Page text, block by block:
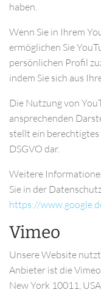
haben.
Wenn Sie in Ihrem
ermöglichen Sie
persönlichen Profil
indem Sie sich aus
Die Nutzung von
ansprechenden
stellt ein berechtigtes
DSGVO dar.
Weitere
Sie in der
https://
Vimeo
Unsere Website
Anbieter ist die
New York 10011,